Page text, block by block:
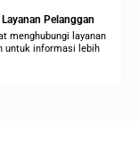
Pelanggan
menghubungi layanan
untuk informasi lebih